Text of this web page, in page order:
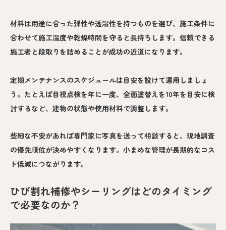
材料は用途に合った弾性や透湿性を持つものを選び、施工条件に
合わせて施工温度や乾燥時間を守ると長持ちします。信頼できる
施工者と段取りを詰めることが成功の近道になります。
定期メンテナンスのスケジュールは目安を設けて運用しましょ
う。たとえば目視点検を年に一度、全面塗替えを10年を目安に検
討するなど、建物の状態や使用材料で調整します。
些細な不安があれば専門家に写真を送って相談すると、現地調査
の優先順位が決めやすくなります。小まめな管理が長期的なコス
ト低減につながります。
ひび割れ補修やシーリングはどのタイミング
で必要なのか？